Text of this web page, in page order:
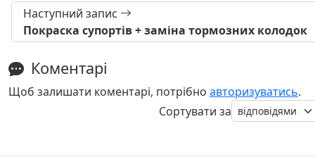
Наступний запис
Покраска супортів + заміна тормозних колодок
Коментарі
Щоб залишати коментарі, потрібно авторизуватись.
Сортувати за